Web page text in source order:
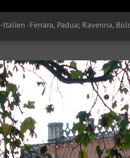
-Italien -Ferrara, Padua; Ravenna,